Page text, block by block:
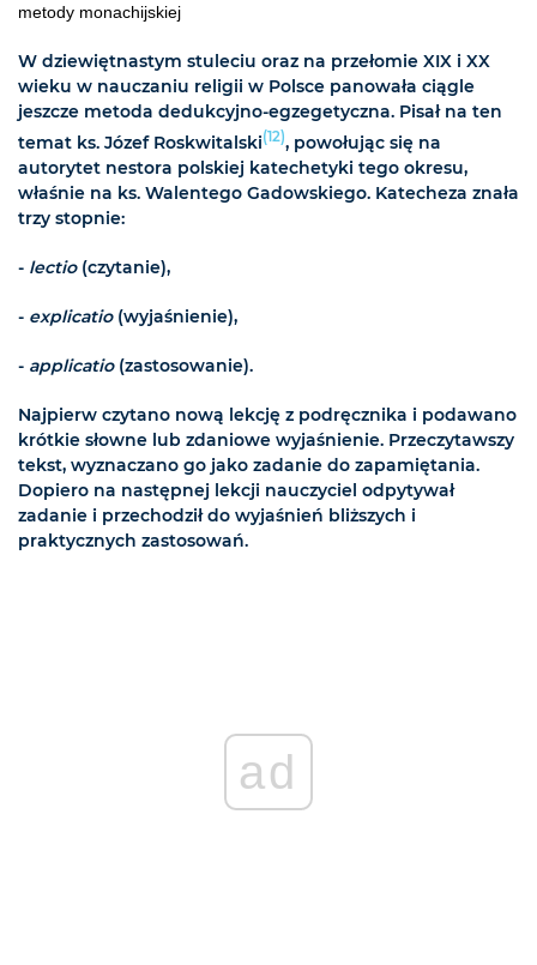
metody monachijskiej
W dziewiętnastym stuleciu oraz na przełomie XIX i XX
wieku w nauczaniu religii w Polsce panowała ciągle
jeszcze metoda dedukcyjno-egzegetyczna. Pisał na ten
temat ks. Józef Roskwitalski(12), powołując się na
autorytet nestora polskiej katechetyki tego okresu,
właśnie na ks. Walentego Gadowskiego. Katecheza znała
trzy stopnie:
- lectio(czytanie),
- explicatio(wyjaśnienie),
- applicatio(zastosowanie).
Najpierw czytano nową lekcję z podręcznika i podawano
krótkie słowne lub zdaniowe wyjaśnienie. Przeczytawszy
tekst, wyznaczano go jako zadanie do zapamiętania.
Dopiero na następnej lekcji nauczyciel odpytywał
zadanie i przechodził do wyjaśnień bliższych i
praktycznych zastosowań.
ad